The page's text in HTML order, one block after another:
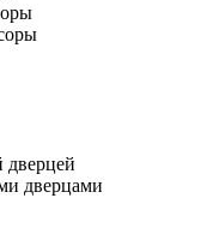
дверцей
дверцами